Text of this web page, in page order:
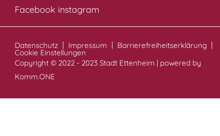
Facebook instagram
Datenschutz Impressum Barrierefreiheitserklärung
Cookie Einstellungen
Copyright © 2022 - 2023 Stadt Ettenheim | powered by
Komm.ONE